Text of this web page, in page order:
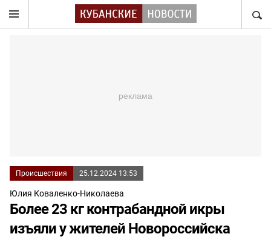
Происшествия 25.12.2024 13:53
Юлия Коваленко-Николаева
Более 23 кг контрабандной икры
изъяли у жителей Новороссийска